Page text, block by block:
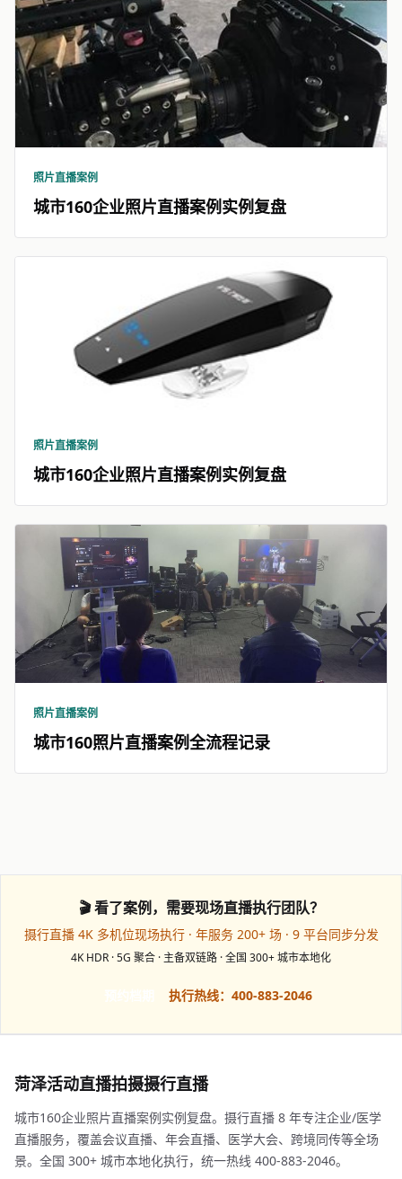
照片直播案例
城市160企业照片直播案例实例复盘
照片直播案例
城市160企业照片直播案例实例复盘
照片直播案例
城市160照片直播案例全流程记录
🎬 看了案例，需要现场直播执行团队？
摄行直播 4K 多机位现场执行 · 年服务 200+ 场 · 9 平台同步分发
4K HDR · 5G 聚合 · 主备双链路 · 全国 300+ 城市本地化
执行热线：400-883-2046
菏泽活动直播拍摄摄行直播
城市160企业照片直播案例实例复盘。摄行直播 8 年专注企业/医学
直播服务，覆盖会议直播、年会直播、医学大会、跨境同传等全场
景。全国 300+ 城市本地化执行，统一热线 400-883-2046。